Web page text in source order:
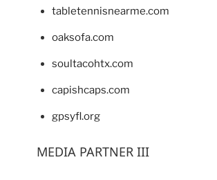
tabletennisnearme.com
oaksofa.com
soultacohtx.com
capishcaps.com
gpsyfl.org
MEDIA PARTNER III